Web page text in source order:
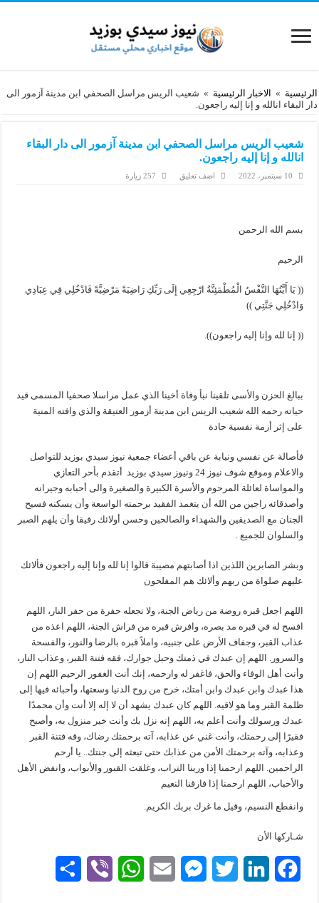
الرئيسية » الاخبار الرئيسية » شعيب الريس مراسل الصحفي ابن مدينة آزمور الى
دار البقاء انالله و إنا إليه راجعون.
شعيب الريس مراسل الصحفي ابن مدينة آزمور الى دار البقاء
انالله و إنا إليه راجعون.
10 سبتمبر، 2022 اضف تعليق 257 زيارة
بسم الله الرحمن
الرحيم
(( يَا أَيَّتُهَا النَّفْسُ الْمُطْمَئِنَّةُ ارْجِعِي إِلَى رَبِّكِ رَاضِيَةً مَرْضِيَّةً فَادْخُلِي فِي عِبَادِي
وَادْخُلِي جَنَّتِي ))
(( إنا لله وإنا إليه راجعون)).
ببالغ الحزن والأسى تلقينا نبأ وفاة أخينا الذي عمل مراسلا صحفيا المسمى قيد
حياته رحمه الله شعيب الريس ابن مدينة أزمور العتيقة والذي وافته المنية
على إثر أزمة نفسية حادة
فأصالة عن نفسي ونيابة عن باقي أعضاء جمعية نيوز سيدي بوزيد للتواصل
والاعلام وموقع شوف نيوز 24 ونيوز سيدي بوزيد أتقدم بأحر التعازي
والمواساة لعائلة المرحوم والأسرة الكبيرة والصغيرة والى أحبابه وجيرانه
وأصدقائه راجين من الله أن يتغمد الفقيد برحمته الواسعة وأن يسكنه فسيح
الجنان مع الصديقين والشهداء والصالحين وحسن أولائك رفيقا وأن يلهم الصبر
والسلوان للجميع .
وبشر الصابرين اللذين اذا أصابتهم مصيبة قالوا إنا لله وإنا إليه راجعون فألائك
عليهم صلواة من ربهم وألائك هم المفلحون
اللهم اجعل قبره روضة من رياض الجنة، ولا تجعله حفرة من حفر النار، اللهم
افسح له في قبره مد بصره، وافرش قبره من فراش الجنة، اللهم اعذه من
عذاب القبر، وجفاف الأرض على جنبيه، واملاً قبره بالرضا والنور، والفسحة
والسرور. اللهم إن عبدك في ذمتك وحبل جوارك، فقه فتنة القبر، وعذاب النار،
وأنت أهل الوفاء والحق، فاغفر له وارحمه، إنك أنت الغفور الرحيم اللهم إن
هذا عبدك وابن عبدك وابن أمتك، خرج من روح الدنيا وسعتها، وأحبائه فيها إلى
ظلمة القبر وما هو لاقيه. اللهم كان عبدك يشهد أن لا إله إلا أنت وأن محمدًا
عبدك ورسولك وأنت أعلم به، اللهم إنه نزل بك وأنت خير منزول به، وأصبح
فقيرًا إلى رحمتك، وأنت غني عن عذابه، آته برحمتك رضاك، وقه فتنة القبر
وعذابه، وآته برحمتك الأمن من عذابك حتى تبعثه إلى جنتك.. يا أرحم
الراحمين. اللهم ارحمنا إذا ورينا التراب، وغلقت القبور والأبواب، وانفض الأهل
والأحباب، اللهم ارحمنا إذا فارقنا النعيم
وانقطع النسيم، وقيل ما غرك بربك الكريم.
شـاركها الأن
M
W